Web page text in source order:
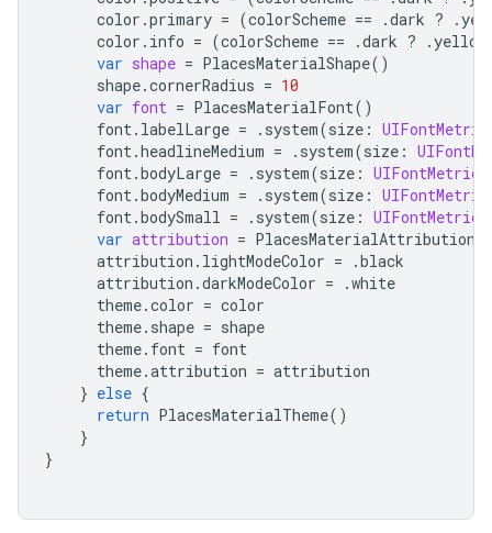
color .primary = (colorScheme == .dark ? .
color . info = (colorScheme == .dark ? .yellow
var shape = PlacesMaterialShape()
shape.cornerRadius = 10
var font = PlacesMaterialFont()
font. labelLarge = . system(size :
font.headlineMedium = . system(size :
font.bodyLarge = . system(size : UIFontMetrics
font.bodyMedium = . system(size :
font.bodySmall = . system(size : UIFontMetrics
var attribution = PlacesMaterialAttribution
attribution . lightModeColor = .black
attribution .darkModeColor = .white
theme.color = color
theme. shape = shape
theme. font = font
theme.attribution = attribution
} else {
return PlacesMaterialTheme()
}
}